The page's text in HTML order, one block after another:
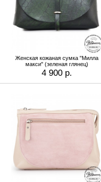
Женская кожаная сумка "Милла
макси" (зеленая глянец)
4 900 р.